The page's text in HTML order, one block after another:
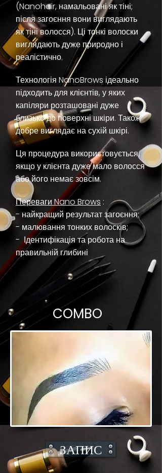
(Nanohair, намальовані як тіні;
після загоєння вони виглядають
як тіні волосся). Ці тонкі волоски
виглядають дуже природно і
реалістично.
Технологія NanoBrows ідеально
підходить для клієнтів, у яких
капіляри розташовані дуже
близько до поверхні шкіри. Також
добре виглядає на сухій шкірі.
Ця процедура використовується,
якщо у клієнта дуже мало волосся
або його немає зовсім.
Переваги Nano Brows :
- найкращий результат загоєння;
- малювання тонких волосків;
- Ідентифікація та робота на
правильній глибині
COMBO
ЗАПИС